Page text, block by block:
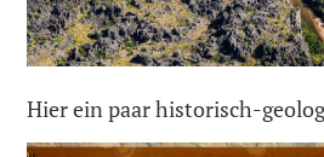
Hier ein paar historisch-